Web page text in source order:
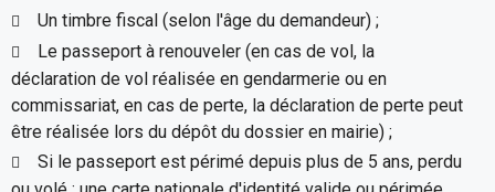
Un timbre fiscal (selon l'âge du demandeur) ;
Le passeport à renouveler (en cas de vol, la
déclaration de vol réalisée en gendarmerie ou en
commissariat, en cas de perte, la déclaration de perte peut
être réalisée lors du dépôt du dossier en mairie) ;
Si le passeport est périmé depuis plus de 5 ans, perdu